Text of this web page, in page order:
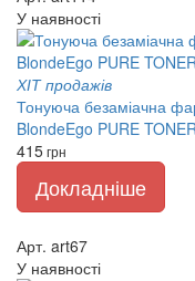
У наявності
ХІТ продажів
Тонуюча безаміачна
BlondeEgo PURE
415грн
Докладніше
Арт. art67
У наявності